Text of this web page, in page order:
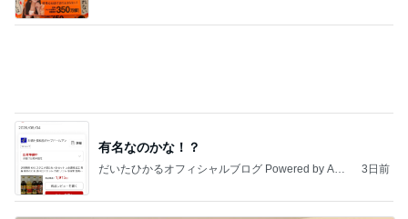
有名なのかな！？
だいたひかるオフィシャルブログ Powered by Ame
3日前